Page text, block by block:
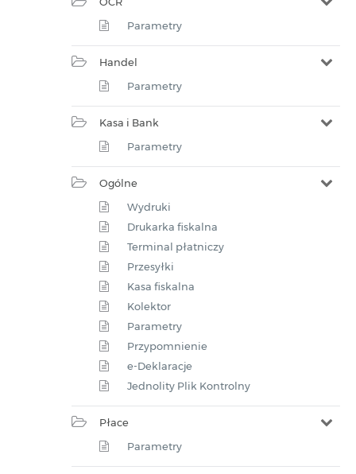
Parametry
Handel
Parametry
Kasa i Bank
Parametry
Ogólne
Wydruki
Drukarka fiskalna
Terminal płatniczy
Przesyłki
Kasa fiskalna
Kolektor
Parametry
Przypomnienie
e-Deklaracje
Jednolity Plik Kontrolny
Płace
Parametry